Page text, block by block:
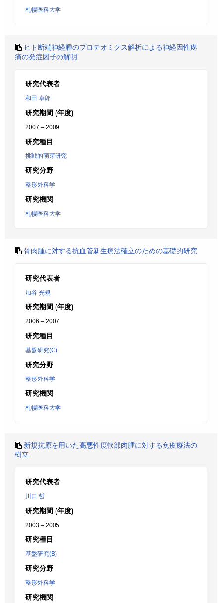
札幌医科大学
ヒト断端神経腫のプロテオミクス解析による神経因性疼
痛の発症因子の解明
研究代表者
和田 卓郎
研究期間 (年度)
2007 – 2009
研究種目
挑戦的萌芽研究
研究分野
整形外科学
研究機関
札幌医科大学
骨肉腫に対する抗血管新生療法確立のための基礎的研究
研究代表者
加谷 光規
研究期間 (年度)
2006 – 2007
研究種目
基盤研究(C)
研究分野
整形外科学
研究機関
札幌医科大学
新規抗原を用いた高悪性度軟部肉腫に対する免疫療法の
樹立
研究代表者
川口 哲
研究期間 (年度)
2003 – 2005
研究種目
基盤研究(B)
研究分野
整形外科学
研究機関